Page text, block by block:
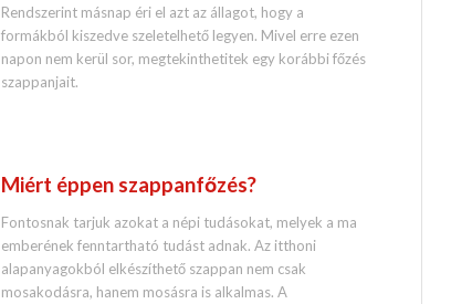
Rendszerint másnap éri el azt az állagot, hogy a
formákból kiszedve szeletelhető legyen. Mivel erre ezen
napon nem kerül sor, megtekinthetitek egy korábbi főzés
szappanjait.
Miért éppen szappanfőzés?
Fontosnak tarjuk azokat a népi tudásokat, melyek a ma
emberének fenntartható tudást adnak. Az itthoni
alapanyagokból elkészíthető szappan nem csak
mosakodásra, hanem mosásra is alkalmas. A